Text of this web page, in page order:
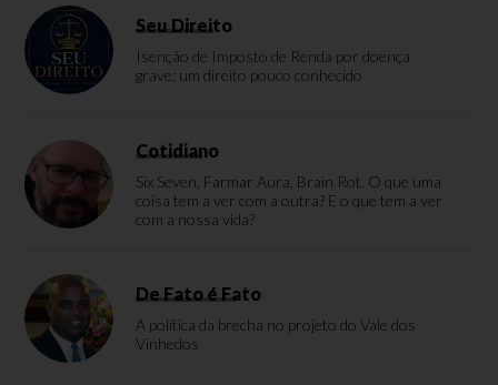
Seu Direito
Isenção de Imposto de Renda por doença
grave: um direito pouco conhecido
Cotidiano
Six Seven, Farmar Aura, Brain Rot. O que uma
coisa tem a ver com a outra? E o que tem a ver
com a nossa vida?
De Fato é Fato
A política da brecha no projeto do Vale dos
Vinhedos